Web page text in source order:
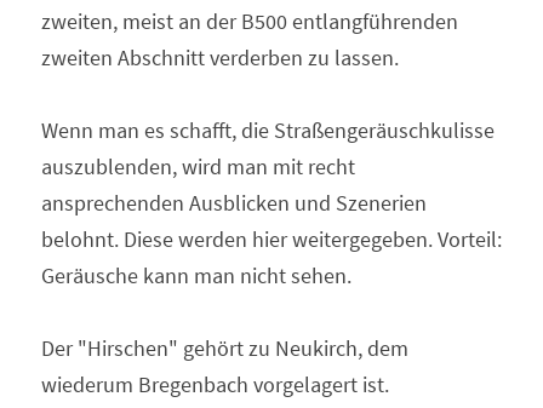
zweiten, meist an der B500 entlangführenden
zweiten Abschnitt verderben zu lassen.
Wenn man es schafft, die Straßengeräuschkulisse
auszublenden, wird man mit recht
ansprechenden Ausblicken und Szenerien
belohnt. Diese werden hier weitergegeben. Vorteil:
Geräusche kann man nicht sehen.
Der "Hirschen" gehört zu Neukirch, dem
wiederum Bregenbach vorgelagert ist.